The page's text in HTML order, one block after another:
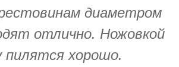
диаметром
отлично. Ножовкой
хорошо.